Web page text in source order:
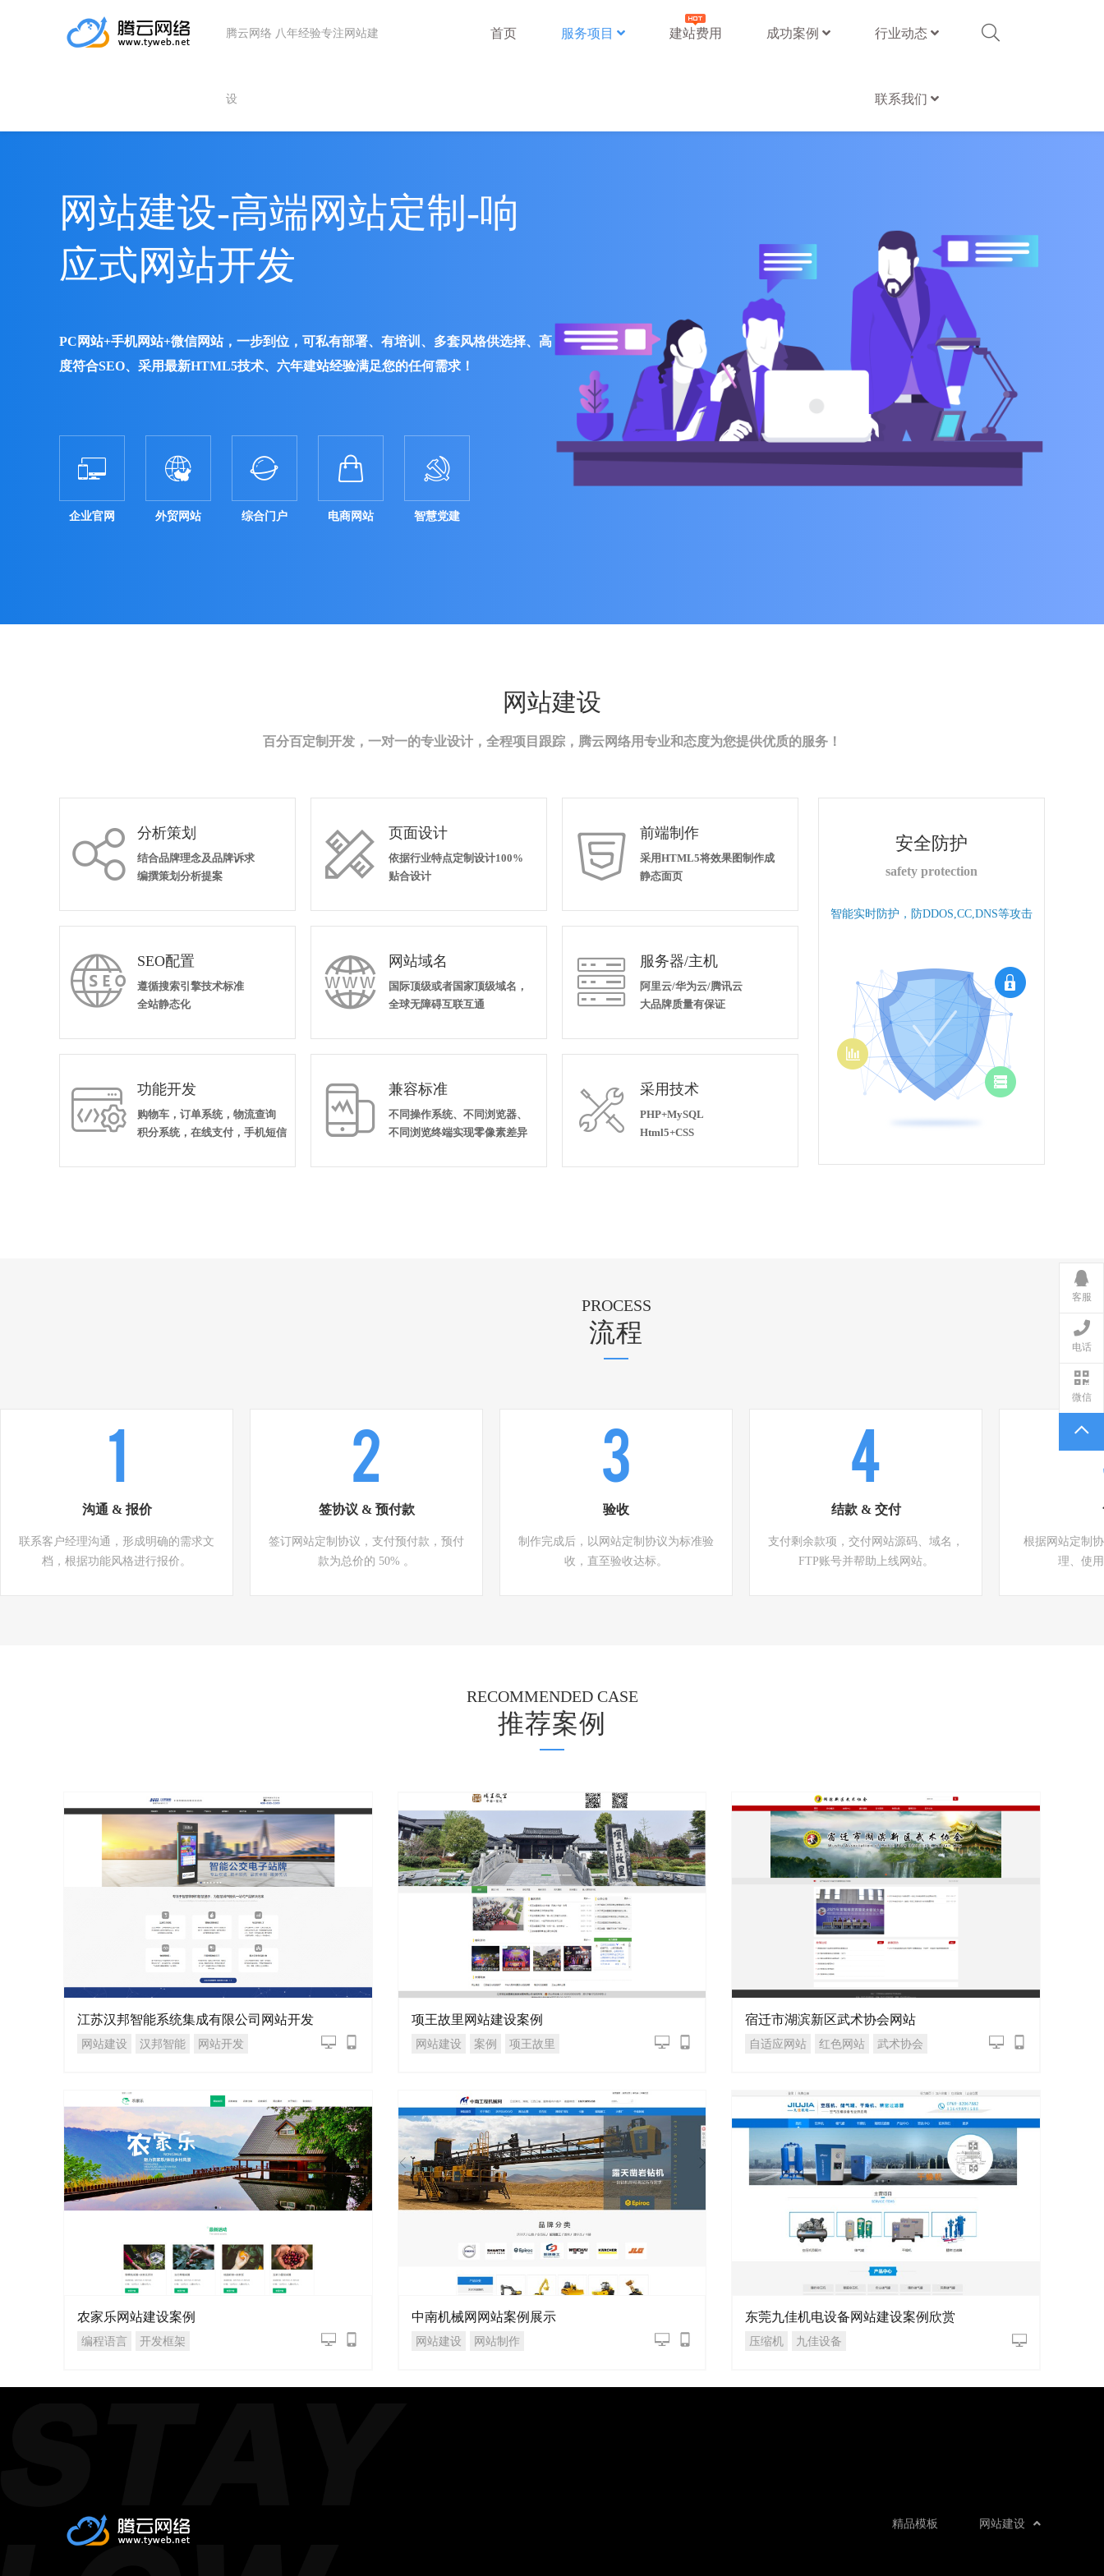
腾云网络 八年经验专注网站建
设
首页 服务项目 建站费用 成功案例 行业动态
联系我们
网站建设-高端网站定制-响
应式网站开发
PC网站+手机网站+微信网站，一步到位，可私有部署、有培训、多套风格供选择、高
度符合SEO、采用最新HTML5技术、六年建站经验满足您的任何需求！

企业官网

外贸网站

综合门户

电商网站

智慧党建
网站建设
百分百定制开发，一对一的专业设计，全程项目跟踪，腾云网络用专业和态度为您提供优质的服务！
 分析策划
结合品牌理念及品牌诉求
编撰策划分析提案
 页面设计
依据行业特点定制设计100%
贴合设计
 前端制作
采用HTML5将效果图制作成
静态面页
 SEO配置
遵循搜索引擎技术标准
全站静态化
 网站域名
国际顶级或者国家顶级域名，
全球无障碍互联互通
 服务器/主机
阿里云/华为云/腾讯云
大品牌质量有保证
 功能开发
购物车，订单系统，物流查询
积分系统，在线支付，手机短信
 兼容标准
不同操作系统、不同浏览器、
不同浏览终端实现零像素差异
 采用技术
PHP+MySQL
Html5+CSS
安全防护
safety protection
智能实时防护，防DDOS,CC,DNS等攻击
PROCESS
流程
沟通 & 报价
联系客户经理沟通，形成明确的需求文
档，根据功能风格进行报价。
2
签协议 & 预付款
签订网站定制协议，支付预付款，预付
款为总价的 50% 。
3
验收
制作完成后，以网站定制协议为标准验
收，直至验收达标。
4
结款 & 交付
支付剩余款项，交付网站源码、域名，
FTP账号并帮助上线网站。
根据网站定制
理、使
RECOMMENDED CASE
推荐案例
江苏汉邦智能系统集成有限公司网站开发
网站建设 汉邦智能 网站开发
项王故里网站建设案例
网站建设 案例 项王故里
宿迁市湖滨新区武术协会网站
自适应网站 红色网站 武术协会
农家乐网站建设案例
编程语言 开发框架
中南机械网网站案例展示
网站建设 网站制作
东莞九佳机电设备网站建设案例欣赏
压缩机 九佳设备
网站建设
精品模板
客服
电话
微信